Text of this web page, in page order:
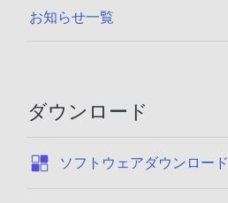
お知らせ一覧
ダウンロード
ソフトウェアダウンロード